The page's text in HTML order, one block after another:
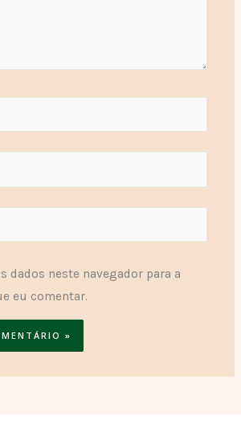
dados neste navegador para a
eu comentar.